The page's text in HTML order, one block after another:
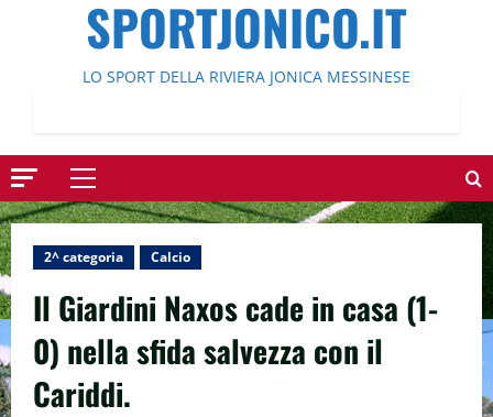
SPORTJONICO.IT
LO SPORT DELLA RIVIERA JONICA MESSINESE
Menu
principale
2^ categoria Calcio
Il Giardini Naxos cade in casa (1-
0) nella sfida salvezza con il
Cariddi.